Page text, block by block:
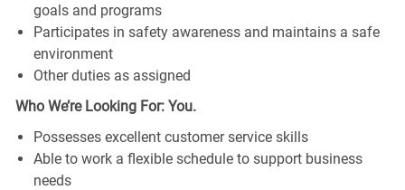
goals and programs
Participates in safety awareness and maintains a safe
environment
Other duties as assigned
Who We’re Looking For: You.
Possesses excellent customer service skills
Able to work a flexible schedule to support business
needs